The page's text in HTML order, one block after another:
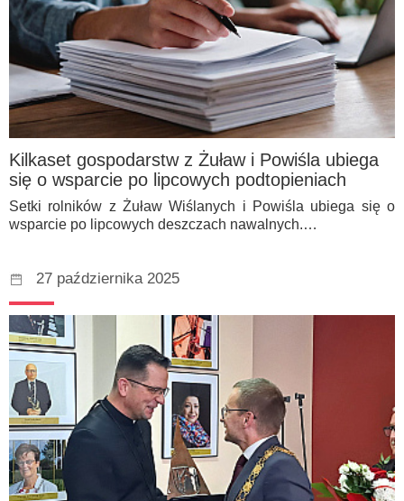
Kilkaset gospodarstw z Żuław i Powiśla ubiega
się o wsparcie po lipcowych podtopieniach
Setki rolników z Żuław Wiślanych i Powiśla ubiega się o
wsparcie po lipcowych deszczach nawalnych.…
27 października 2025